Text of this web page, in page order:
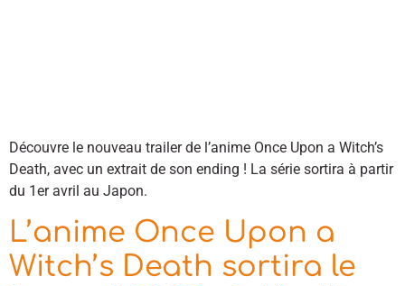
Découvre le nouveau trailer de l’anime Once Upon a Witch’s
Death, avec un extrait de son ending ! La série sortira à partir
du 1er avril au Japon.
L’anime Once Upon a
Witch’s Death sortira le